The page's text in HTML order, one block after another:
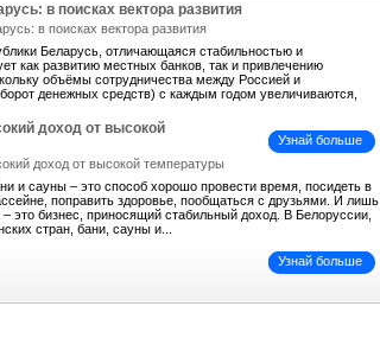
в поисках вектора развития
Беларусь, отличающаяся стабильностью и
как развитию местных банков, так и привлечению
объёмы сотрудничества между Россией и
денежных средств) с каждым годом увеличиваются,
Узнай больше
доход от высокой
и сауны – это способ хорошо провести время, посидеть в
поправить здоровье, пообщаться с друзьями. И лишь
это бизнес, приносящий стабильный доход. В Белоруссии,
стран, бани, сауны и...
Узнай больше